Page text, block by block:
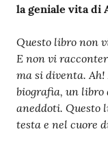
la geniale vita di
Questo libro non
E non vi
ma si diventa.
biografia, un libro
aneddoti. Questo
testa e nel cuore